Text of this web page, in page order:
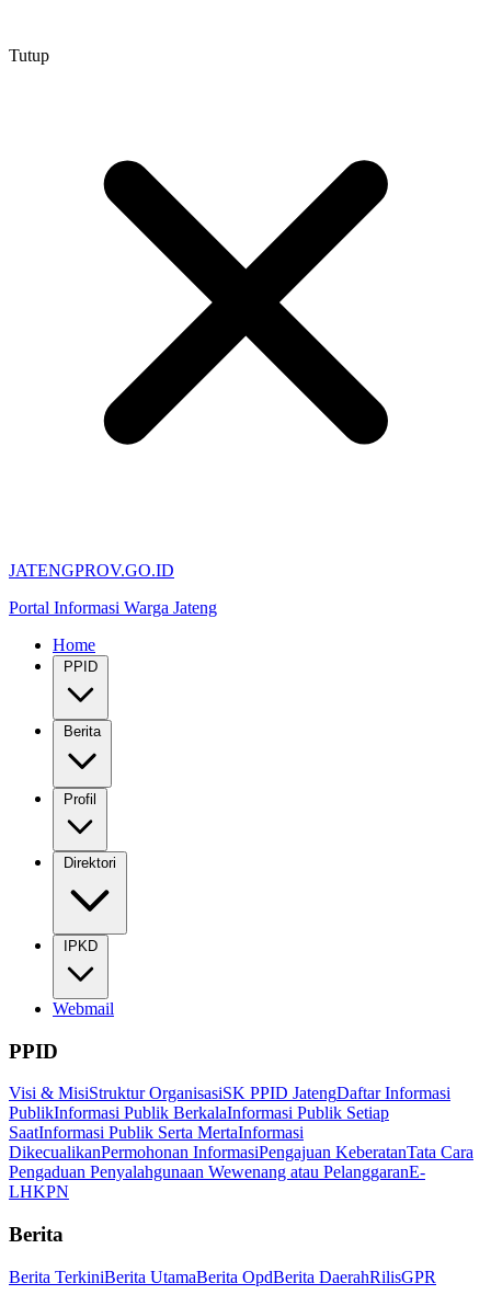
Tutup
JATENGPROV.GO.ID
Portal Informasi Warga Jateng
Home
PPID
Berita
Profil
Direktori
IPKD
Webmail
PPID
Visi & MisiStruktur OrganisasiSK PPID JatengDaftar Informasi
PublikInformasi Publik BerkalaInformasi Publik Setiap
SaatInformasi Publik Serta MertaInformasi
DikecualikanPermohonan InformasiPengajuan KeberatanTata Cara
Pengaduan Penyalahgunaan Wewenang atau PelanggaranE-
LHKPN
Berita
Berita TerkiniBerita UtamaBerita OpdBerita DaerahRilisGPR